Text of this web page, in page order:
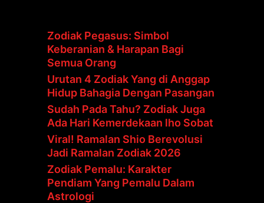
Zodiak Pegasus: Simbol
Keberanian & Harapan Bagi
Semua Orang
Urutan 4 Zodiak Yang di Anggap
Hidup Bahagia Dengan Pasangan
Sudah Pada Tahu? Zodiak Juga
Ada Hari Kemerdekaan lho Sobat
Viral! Ramalan Shio Berevolusi
Jadi Ramalan Zodiak 2026
Zodiak Pemalu: Karakter
Pendiam Yang Pemalu Dalam
Astrologi